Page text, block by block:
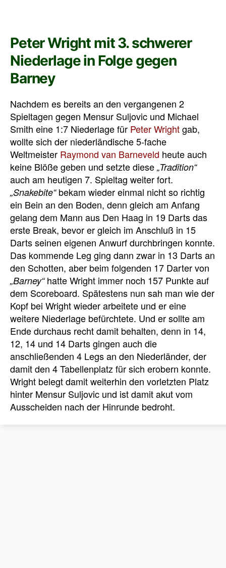
Peter Wright mit 3. schwerer
Niederlage in Folge gegen
Barney
Nachdem es bereits an den vergangenen 2
Spieltagen gegen Mensur Suljovic und Michael
Smith eine 1:7 Niederlage für Peter Wrightgab,
wollte sich der niederländische 5-fache
Weltmeister Raymond van Barneveld heute auch
keine Blöße geben und setzte diese „Tradition“
auch am heutigen 7. Spieltag weiter fort.
„Snakebite“bekam wieder einmal nicht so richtig
ein Bein an den Boden, denn gleich am Anfang
gelang dem Mann aus Den Haag in 19 Darts das
erste Break, bevor er gleich im Anschluß in 15
Darts seinen eigenen Anwurf durchbringen konnte.
Das kommende Leg ging dann zwar in 13 Darts an
den Schotten, aber beim folgenden 17 Darter von
„Barney“hatte Wright immer noch 157 Punkte auf
dem Scoreboard. Spätestens nun sah man wie der
Kopf bei Wright wieder arbeitete und er eine
weitere Niederlage befürchtete. Und er sollte am
Ende durchaus recht damit behalten, denn in 14,
12, 14 und 14 Darts gingen auch die
anschließenden 4 Legs an den Niederländer, der
damit den 4 Tabellenplatz für sich erobern konnte.
Wright belegt damit weiterhin den vorletzten Platz
hinter Mensur Suljovic und ist damit akut vom
Ausscheiden nach der Hinrunde bedroht.